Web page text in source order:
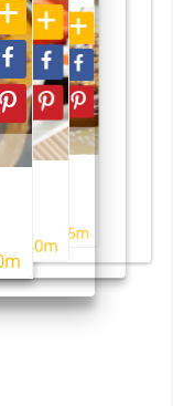
40m
55m